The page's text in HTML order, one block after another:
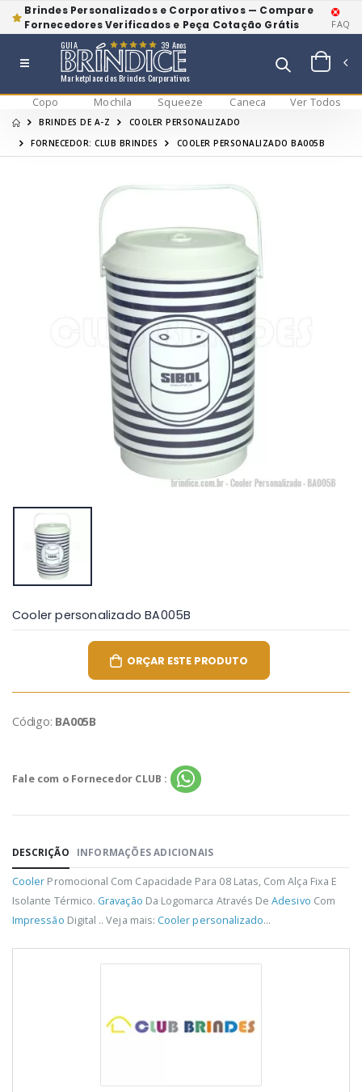
Brindes Personalizados e Corporativos — Compare
Fornecedores Verificados e Peça Cotação Grátis
FAQ
Marketplace dos Brindes Corporativos
GUIA 39 Anos
Copo Mochila Squeeze Caneca Ver Todos
BRINDES DE A-Z
COOLER PERSONALIZADO
FORNECEDOR: CLUB BRINDES
COOLER PERSONALIZADO BA005B
Cooler personalizado BA005B
ORÇAR ESTE PRODUTO
Código: BA005B
Fale com o Fornecedor CLUB :
DESCRIÇÃO INFORMAÇÕES ADICIONAIS
Cooler Promocional Com Capacidade Para 08 Latas, Com Alça Fixa E
Isolante Térmico. Gravação Da Logomarca Através DeAdesivo Com
Impressão Digital .. Veja mais: Cooler personalizado...